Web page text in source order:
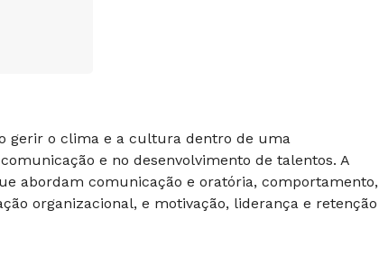
gerir o clima e a cultura dentro de uma
e no desenvolvimento de talentos. A
abordam comunicação e oratória, comportamento,
organizacional, e motivação, liderança e retenção